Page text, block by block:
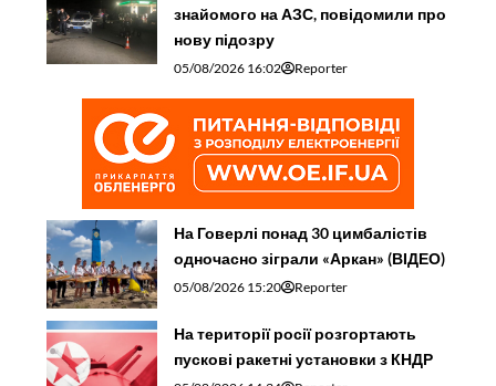
знайомого на АЗС, повідомили про
нову підозру
05/08/2026 16:02 Reporter
На Говерлі понад 30 цимбалістів
одночасно зіграли «Аркан» (ВІДЕО)
05/08/2026 15:20 Reporter
На території росії розгортають
пускові ракетні установки з КНДР